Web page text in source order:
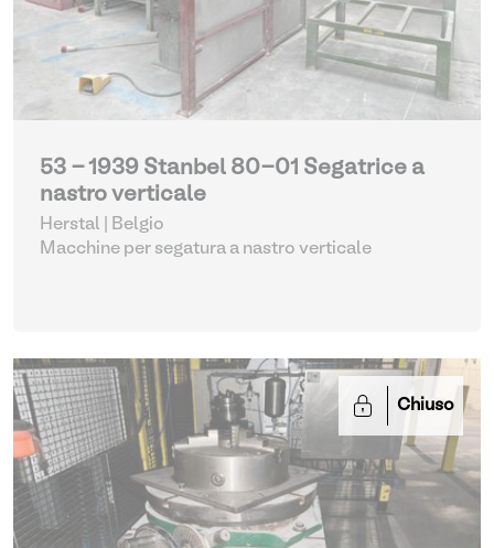
53 - 1939 Stanbel 80-01 Segatrice a
nastro verticale
Herstal | Belgio
Macchine per segatura a nastro verticale
Chiuso